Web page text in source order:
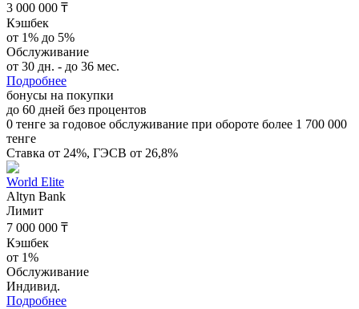
3 000 000 ₸
Кэшбек
от 1% до 5%
Обслуживание
от 30 дн. - до 36 мес.
Подробнее
бонусы на покупки
до 60 дней без процентов
0 тенге за годовое обслуживание при обороте более 1 700 000
тенге
Ставка от 24%, ГЭСВ от 26,8%
World Elite
Altyn Bank
Лимит
7 000 000 ₸
Кэшбек
от 1%
Обслуживание
Индивид.
Подробнее